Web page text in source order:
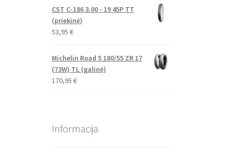
CST C-186 3.00 - 19 45P TT
(priekinė)
53,95 €
Michelin Road 5 180/55 ZR 17
(73W) TL (galinė)
170,95 €
Informacija